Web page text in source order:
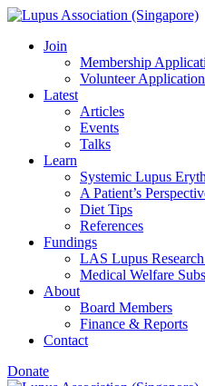
Skip
contentJoin
Membership
Volunteer Application
Latest
Articles
Events
Talks
Learn
Systemic Lupus
A Patient’s
Diet Tips
References
Fundings
LAS Lupus
Medical Welfare
About
Board Members
Finance & Reports
Contact
Donate